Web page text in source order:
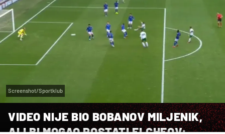
Screenshot/Sportklub
VIDEO NIJE BIO BOBANOV MILJENIK,